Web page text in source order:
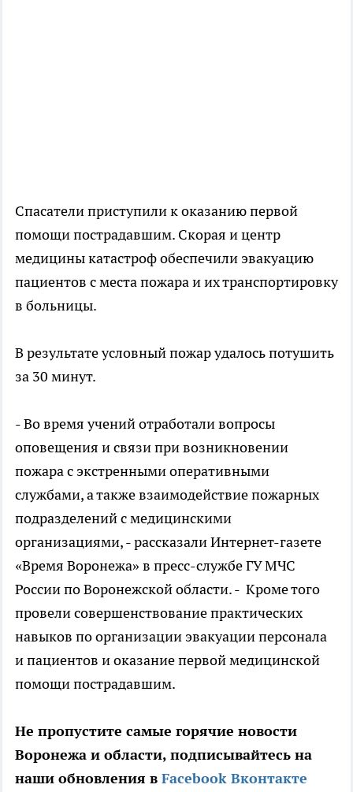
Спасатели приступили к оказанию первой
помощи пострадавшим. Скорая и центр
медицины катастроф обеспечили эвакуацию
пациентов с места пожара и их транспортировку
в больницы.
В результате условный пожар удалось потушить
за 30 минут.
- Во время учений отработали вопросы
оповещения и связи при возникновении
пожара с экстренными оперативными
службами, а также взаимодействие пожарных
подразделений с медицинскими
организациями, - рассказали Интернет-газете
«Время Воронежа» в пресс-службе ГУ МЧС
России по Воронежской области. - Кроме того
провели совершенствование практических
навыков по организации эвакуации персонала
и пациентов и оказание первой медицинской
помощи пострадавшим.
Не пропустите самые горячие новости
Воронежа и области, подписывайтесь на
наши обновления в Facebook Вконтакте